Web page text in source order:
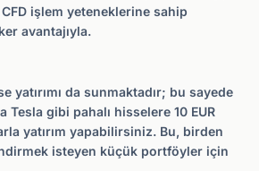
işlem yeteneklerine sahip
avantajıyla.
yatırımı da sunmaktadır; bu sayede
Tesla gibi pahalı hisselere 10 EUR
yatırım yapabilirsiniz. Bu, birden
isteyen küçük portföyler için